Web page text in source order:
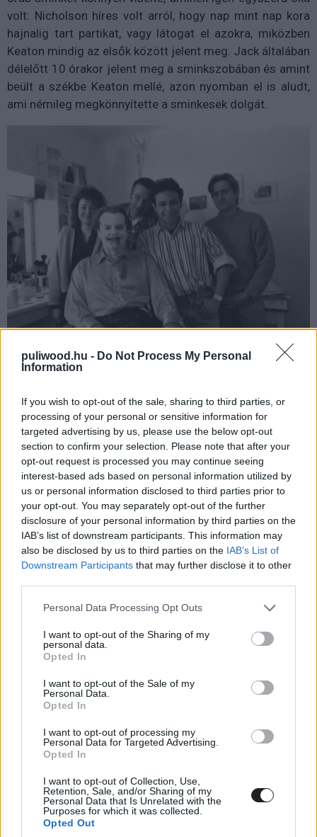
puliwood.hu - Do Not Process My Personal
Information
If you wish to opt-out of the sale, sharing to third parties, or
processing of your personal or sensitive information for
targeted advertising by us, please use the below opt-out
section to confirm your selection. Please note that after your
opt-out request is processed you may continue seeing
interest-based ads based on personal information utilized by
us or personal information disclosed to third parties prior to
your opt-out. You may separately opt-out of the further
disclosure of your personal information by third parties on the
IAB’s list of downstream participants. This information may
also be disclosed by us to third parties on the IAB’s List of
Downstream Participants that may further disclose it to other
Please note that this website/app uses one or more Google
not limited to your visit or usage behaviour. You may click to
grant or deny consent to Google and its third-party tags to
use your data for below specified purposes in below Google
consent section.
Personal Data Processing Opt Outs
I want to opt-out of the Sharing of my
personal data.
Opted In
I want to opt-out of the Sale of my
Personal Data.
Opted In
I want to opt-out of processing my
Personal Data for Targeted Advertising.
Opted In
I want to opt-out of Collection, Use,
Retention, Sale, and/or Sharing of my
Personal Data that Is Unrelated with the
Purposes for which it was collected.
Opted Out
volt: Nicholson híres volt arról, hogy nap mint nap kora
hajnalig tart partikat, vagy látogat el azokra, miközben
Keaton mindig az elsők között jelent meg. Jack általában
délelőtt 10 órakor jelent meg a sminkszobában és amint
beült a székbe Keaton mellé, azon nyomban el is aludt,
ami némileg megkönnyítette a sminkesek dolgát.
annyira tetszett neki, hogy sajnálta, hogy nem neki jutott
az eszébe.
. Kane eredetileg cameózott volna a filmben: ő lett
volna az a grafikus, aki a Batman karikatúrát odaadja
Knoxnak, azonban Kane lebetegedett és utólag már nem
volt lehetőség újravenni a jelenetet. A rajzon viszont jól
kivehető Kane szignója.
. A film körüli hercehurcák a női főszereplővel
folytatódtak: Sean Young már megkapta Vicky Vale
szerepét, azonban két héttel a forgatás megkezdése
előtt lovas balesetet szenvedett. Kim Basinger azonban
éppen mozgósítható volt (amit akkoriban zajlódó válása
is megkönnyített) és szinte azonnal a forgatás